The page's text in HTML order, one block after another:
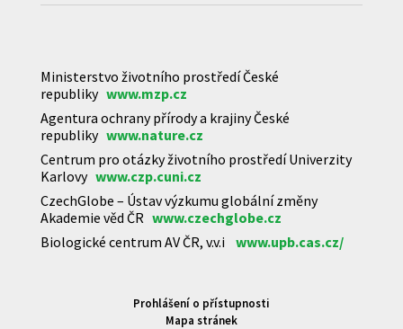
Ministerstvo životního prostředí České
republiky www.mzp.cz
Agentura ochrany přírody a krajiny České
republiky www.nature.cz
Centrum pro otázky životního prostředí Univerzity
Karlovy www.czp.cuni.cz
CzechGlobe – Ústav výzkumu globální změny
Akademie věd ČR www.czechglobe.cz
Biologické centrum AV ČR, v.v.i www.upb.cas.cz/
Prohlášení o přístupnosti
Mapa stránek